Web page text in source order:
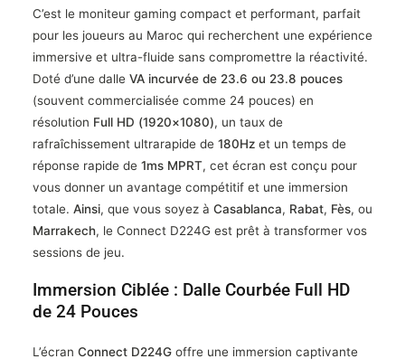
C’est le moniteur gaming compact et performant, parfait
pour les joueurs au Maroc qui recherchent une expérience
immersive et ultra-fluide sans compromettre la réactivité.
Doté d’une dalle VA incurvée de 23.6 ou 23.8 pouces
(souvent commercialisée comme 24 pouces) en
résolution Full HD (1920×1080), un taux de
rafraîchissement ultrarapide de 180Hz et un temps de
réponse rapide de 1ms MPRT, cet écran est conçu pour
vous donner un avantage compétitif et une immersion
totale. Ainsi, que vous soyez à Casablanca, Rabat, Fès, ou
Marrakech, le Connect D224G est prêt à transformer vos
sessions de jeu.
Immersion Ciblée : Dalle Courbée Full HD
de 24 Pouces
L’écran Connect D224G offre une immersion captivante